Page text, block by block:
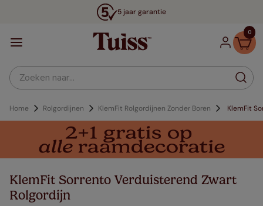
5 jaar garantie
0
Zoeken naar...
Home Rolgordijnen KlemFit Rolgordijnen Zonder Boren KlemFit
KlemFit Sorrento Verduisterend Zwart
Rolgordijn